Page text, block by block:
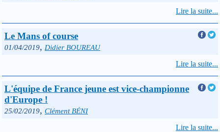
Lire la suite...
Le Mans of course
01/04/2019, Didier BOUREAU
Lire la suite...
L'équipe de France jeune est vice-championne
d'Europe !
25/02/2019, Clément BÉNI
Lire la suite...